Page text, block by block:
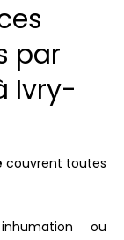
par
Ivry-
couvrent toutes
ou